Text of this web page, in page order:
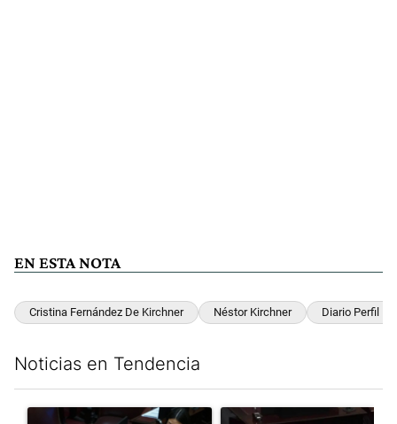
EN ESTA NOTA
Cristina Fernández De Kirchner Néstor Kirchner Diario Perfil
Noticias en Tendencia
Un artículo de tendencia con el título "Encuesta, mientras el
Un artículo de tendencia